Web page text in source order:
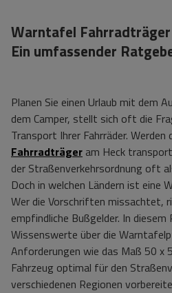
Warntafel
Ein umfassender
Planen Sie einen Urlaub mit dem
dem Camper, stellt sich oft die
Transport Ihrer Fahrräder. Werden
Fahrradträger am Heck
der Straßenverkehrsordnung oft
Doch in welchen Ländern ist eine
Wer die Vorschriften missachtet,
empfindliche Bußgelder. In
Wissenswerte über die
Anforderungen wie das Maß 50 x
Fahrzeug optimal für den
verschiedenen Regionen